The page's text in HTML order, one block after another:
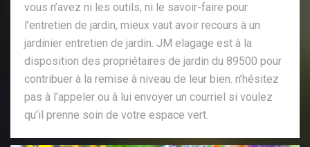
vous n’avez ni les outils, ni le savoir-faire pour
l’entretien de jardin, mieux vaut avoir recours à un
jardinier entretien de jardin. JM elagage est à la
disposition des propriétaires de jardin du 89500 pour
contribuer à la remise à niveau de leur bien. n’hésitez
pas à l’appeler ou à lui envoyer un courriel si voulez
qu’il prenne soin de votre espace vert.